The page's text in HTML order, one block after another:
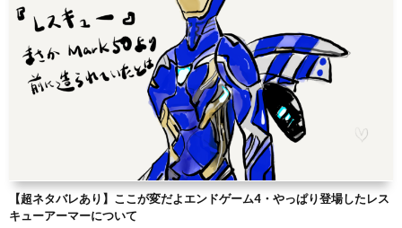
【超ネタバレあり】ここが変だよエンドゲーム4・やっぱり登場したレス
キューアーマーについて